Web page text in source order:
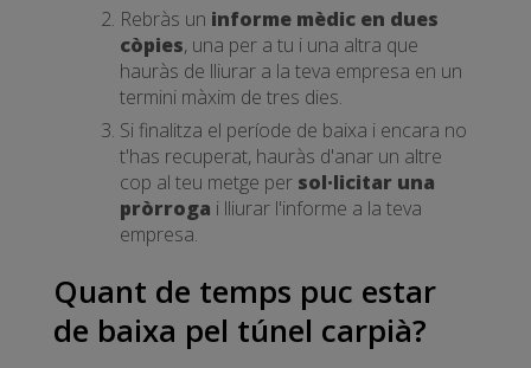
Rebràs un informe mèdic en dues
còpies, una per a tu i una altra que
hauràs de lliurar a la teva empresa en un
termini màxim de tres dies.
Si finalitza el període de baixa i encara no
t'has recuperat, hauràs d'anar un altre
cop al teu metge per sol·licitar una
pròrroga i lliurar l'informe a la teva
empresa.
Quant de temps puc estar
de baixa pel túnel carpià?